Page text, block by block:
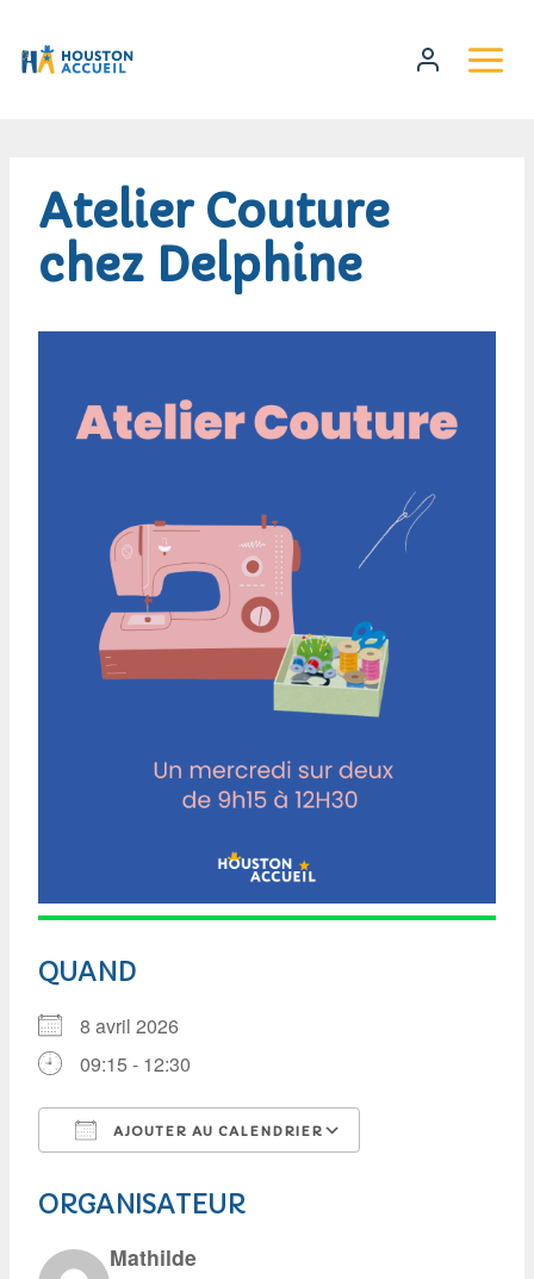
Atelier Couture
chez Delphine
QUAND
8 avril 2026
09:15 - 12:30
AJOUTER AU CALENDRIER
ORGANISATEUR
Mathilde